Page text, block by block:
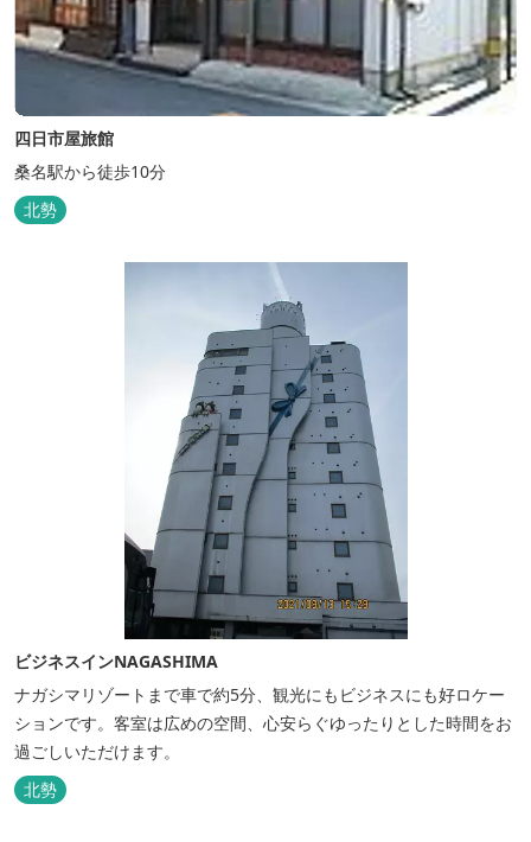
四日市屋旅館
桑名駅から徒歩10分
北勢
ビジネスインNAGASHIMA
ナガシマリゾートまで車で約5分、観光にもビジネスにも好ロケー
ションです。客室は広めの空間、心安らぐゆったりとした時間をお
過ごしいただけます。
北勢